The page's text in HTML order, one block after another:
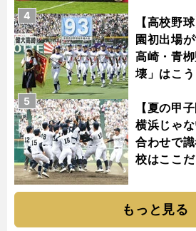
【高校野
園初出場
高崎・青
壊」はこ
4
【夏の甲
横浜じゃ
合わせで
校はここだ
5
もっと見る